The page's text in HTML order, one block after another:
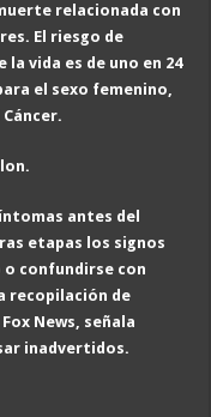
relacionada con
El riesgo de
vida es de uno en 24
el sexo femenino,
antes del
etapas los signos
o confundirse con
recopilación de
News, señala
inadvertidos.